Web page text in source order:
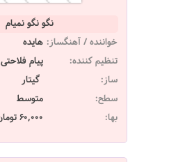
نگو نگو نمیام
خواننده / آهنگساز: هایده
تنظیم کننده:
پیام فلاحتی
ساز:
گیتار
سطح:
متوسط
بها:
60,000 تومان